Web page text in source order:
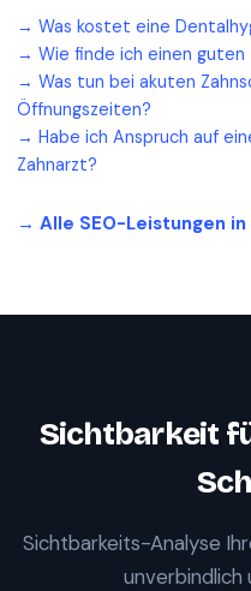
→ Was kostet eine
→ Wie finde ich einen guten
→ Was tun bei akuten
Öffnungszeiten?
→ Habe ich Anspruch auf
Zahnarzt?
→ Alle SEO-Leistungen in
Sichtbarkeit
Sichtbarkeits-Analyse
unverbindlich